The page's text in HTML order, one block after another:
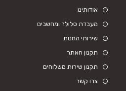
אודותינו
מעבדת סלולר ומחשבים
שירותי החנות
תקנון האתר
תקנון שירות משלוחים
צרו קשר